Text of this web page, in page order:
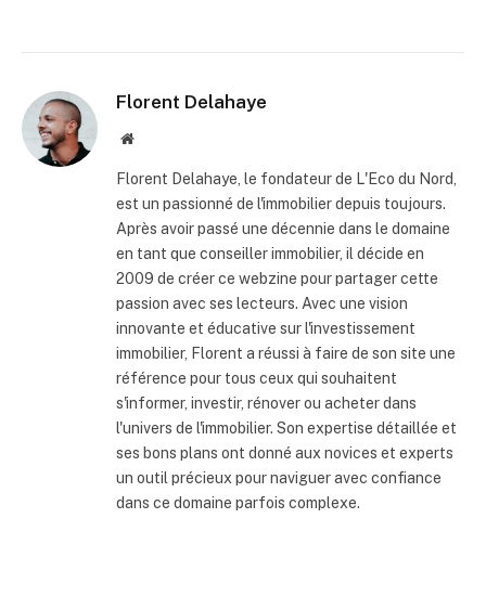
Florent Delahaye
Site
Florent Delahaye, le fondateur de L'Eco du Nord,
est un passionné de l'immobilier depuis toujours.
Après avoir passé une décennie dans le domaine
en tant que conseiller immobilier, il décide en
2009 de créer ce webzine pour partager cette
passion avec ses lecteurs. Avec une vision
innovante et éducative sur l'investissement
immobilier, Florent a réussi à faire de son site une
référence pour tous ceux qui souhaitent
s'informer, investir, rénover ou acheter dans
l'univers de l'immobilier. Son expertise détaillée et
ses bons plans ont donné aux novices et experts
un outil précieux pour naviguer avec confiance
dans ce domaine parfois complexe.